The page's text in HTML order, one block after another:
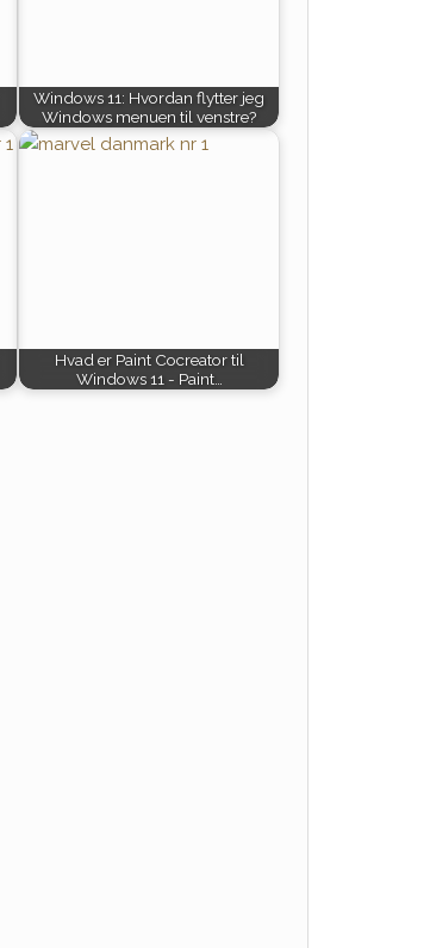
Windows 11: Hvordan flytter jeg
Windows menuen til venstre?
Hvad er Paint Cocreator til
Windows 11 - Paint…